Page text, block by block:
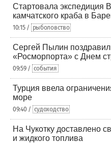
Стартовала
камчатского краба в
10:15 / рыболовство
Сергей Пылин поздравил
«Росморпорта» с Днем
09:59 / события
Турция ввела
море
09:40 / судоходство
На Чукотку доставлено
и жидкого топлива